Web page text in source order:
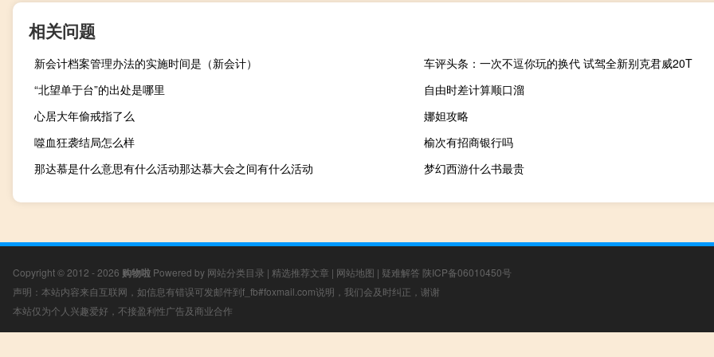
相关问题
新会计档案管理办法的实施时间是（新会计）
车评头条：一次不逗你玩的换代 试驾全新别克君威20T
“北望单于台”的出处是哪里
自由时差计算顺口溜
心居大年偷戒指了么
娜妲攻略
噬血狂袭结局怎么样
榆次有招商银行吗
那达慕是什么意思有什么活动那达慕大会之间有什么活动
梦幻西游什么书最贵
Copyright © 2012 - 2026 购物啦 Powered by 网站分类目录 | 精选推荐文章 | 网站地图 | 疑难解答 陕ICP备06010450号
声明：本站内容来自互联网，如信息有错误可发邮件到f_fb#foxmail.com说明，我们会及时纠正，谢谢
本站仅为个人兴趣爱好，不接盈利性广告及商业合作